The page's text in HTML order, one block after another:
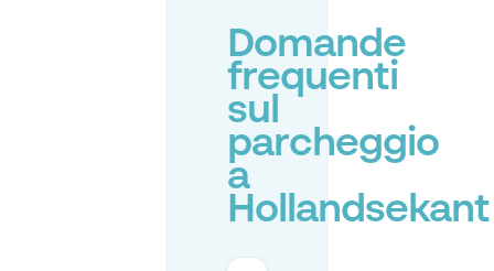
Domande
frequenti
sul
parcheggio
a
Hollandsekant